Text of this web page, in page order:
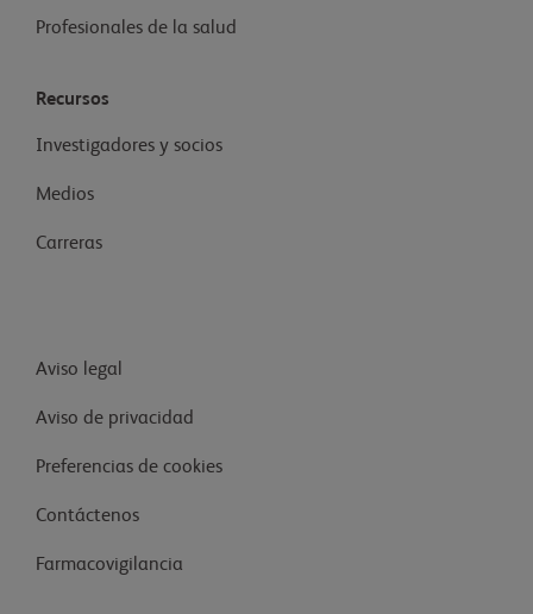
Profesionales de la salud
Recursos
Investigadores y socios
Medios
Carreras
Aviso legal
Aviso de privacidad
Preferencias de cookies
Contáctenos
Farmacovigilancia